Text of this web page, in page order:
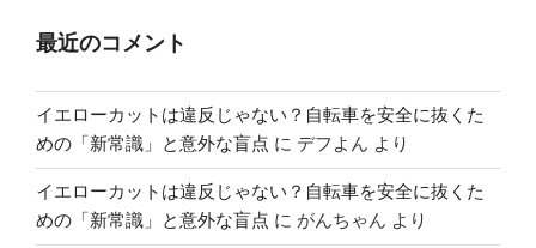
最近のコメント
イエローカットは違反じゃない？自転車を安全に抜くた
めの「新常識」と意外な盲点 に デフよん より
イエローカットは違反じゃない？自転車を安全に抜くた
めの「新常識」と意外な盲点 に がんちゃん より